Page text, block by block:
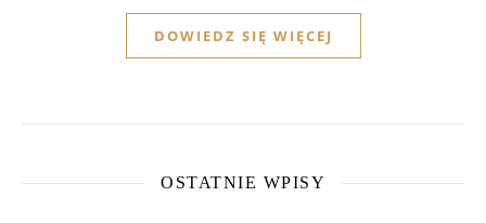
DOWIEDZ SIĘ WIĘCEJ
OSTATNIE WPISY